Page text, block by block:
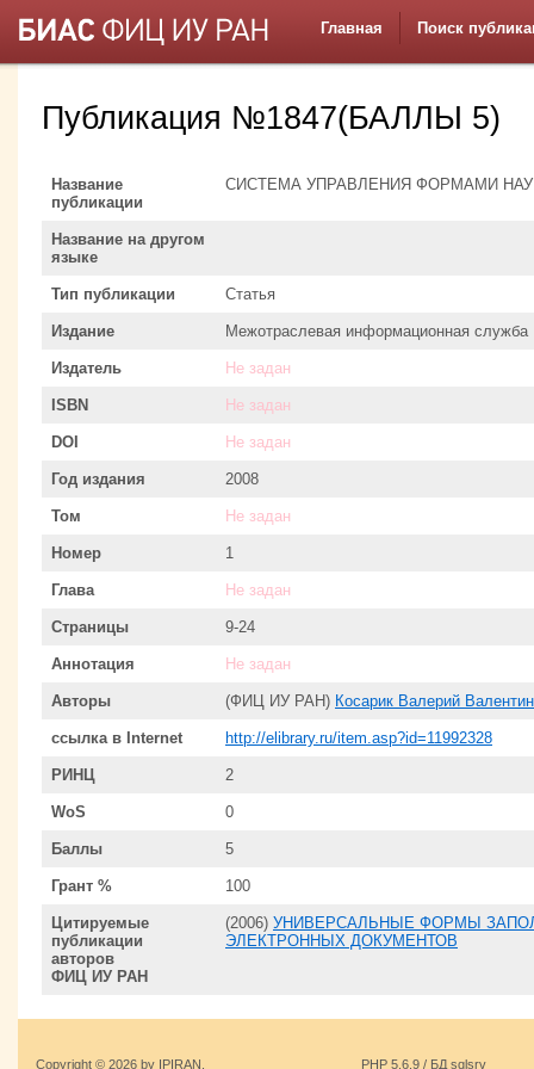
Главная Поиск
Публикация №1847(БАЛЛЫ 5)
Название
публикации
СИСТЕМА УПРАВЛЕНИЯ ФОРМАМИ
Название на другом
языке
Тип публикации Статья
Издание Межотраслевая информационная служба
Издатель Не задан
ISBN Не задан
DOI Не задан
Год издания 2008
Том Не задан
Номер 1
Глава Не задан
Страницы 9-24
Аннотация Не задан
Авторы (ФИЦ ИУ РАН) Косарик Валерий
ссылка в Internet http://elibrary.ru/item.asp?id=11992328
РИНЦ 2
WoS 0
Баллы 5
Грант % 100
Цитируемые
публикации
авторов
ФИЦ ИУ РАН
(2006) УНИВЕРСАЛЬНЫЕ ФОРМЫ
ЭЛЕКТРОННЫХ ДОКУМЕНТОВ
Copyright © 2026 by IPIRAN.
PHP 5.6.9 / БД sqlsrv